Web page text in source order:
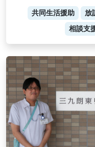
共同生活援助 放
相談支